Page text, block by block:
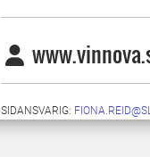
SIDANSVARIG: